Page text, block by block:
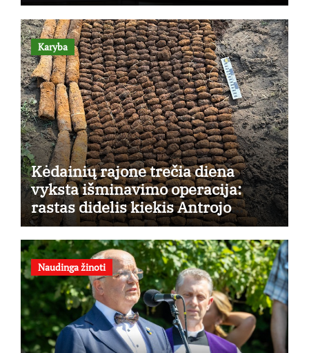
Karyba
Kėdainių rajone trečia diena
vyksta išminavimo operacija:
rastas didelis kiekis Antrojo
pasaulinio karo laikų standartinės
amunicijos ir jos dalių
Naudinga žinoti